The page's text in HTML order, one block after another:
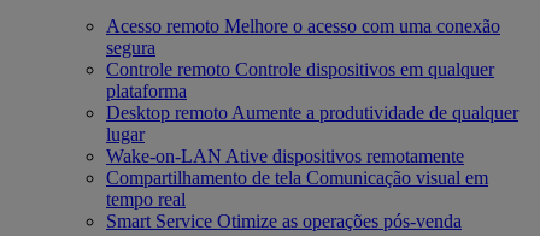
Acesso remoto Melhore o acesso com uma conexão
segura
Controle remoto Controle dispositivos em qualquer
plataforma
Desktop remoto Aumente a produtividade de qualquer
lugar
Wake-on-LAN Ative dispositivos remotamente
Compartilhamento de tela Comunicação visual em
tempo real
Smart Service Otimize as operações pós-venda